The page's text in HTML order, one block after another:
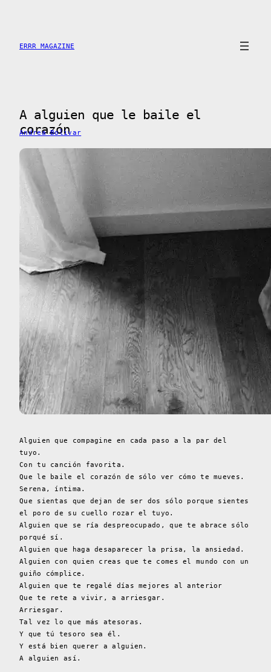
content
ERRR MAGAZINE
A alguien que le baile el
corazón
Andrea Bolivar
Alguien que compagine en cada paso a la par del
tuyo.
Con tu canción favorita.
Que le baile el corazón de sólo ver cómo te mueves.
Serena, íntima.
Que sientas que dejan de ser dos sólo porque sientes
el poro de su cuello rozar el tuyo.
Alguien que se ría despreocupado, que te abrace sólo
porqué sí.
Alguien que haga desaparecer la prisa, la ansiedad.
Alguien con quien creas que te comes el mundo con un
guiño cómplice.
Alguien que te regalé días mejores al anterior
Que te rete a vivir, a arriesgar.
Arriesgar.
Tal vez lo que más atesoras.
Y que tú tesoro sea él.
Y está bien querer a alguien.
A alguien así.